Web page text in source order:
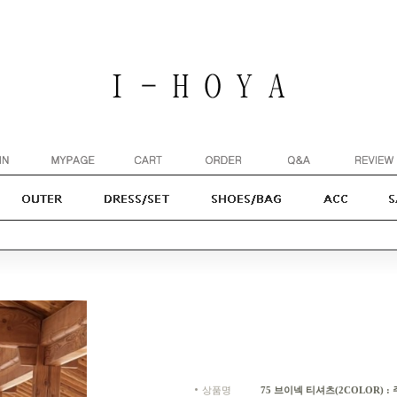
상품명 75 브이넥 티셔츠(2COLOR) :